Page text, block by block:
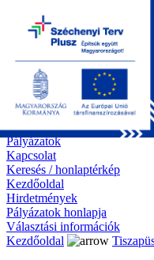
Kezdőoldal
Önkormányzat
Polgármesteri Hivatal
Roma Nemzetiségi
Elektronikus ügyintézés
Közérdekű információk
Tiszapüspöki bemutatása
Galéria
Díjazottaink
Pályázatok
Kapcsolat
Keresés / honlaptérkép
Kezdőoldal
Hirdetmények
Pályázatok honlapja
Választási információk
Kezdőoldal